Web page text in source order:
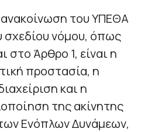
του ΥΠΕΘΑ
σχεδίου νόμου, όπως
στο Άρθρο 1, είναι η
προστασία, η
και η
της ακίνητης
Ενόπλων Δυνάμεων,